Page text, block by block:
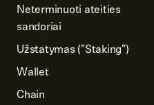
Neterminuoti ateities
sandoriai
Užstatymas ("Staking")
Wallet
Chain